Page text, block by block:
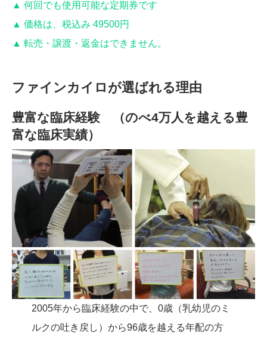
▲ 何回でも使用可能な定期券です
▲ 価格は、税込み 49500円
▲ 転売・譲渡・返金はできません。
ファインカイロが選ばれる理由
豊富な臨床経験 （のべ4万人を越える豊
富な臨床実績）
2005年から臨床経験の中で、0歳（乳幼児のミ
ルクの吐き戻し）から96歳を越える年配の方